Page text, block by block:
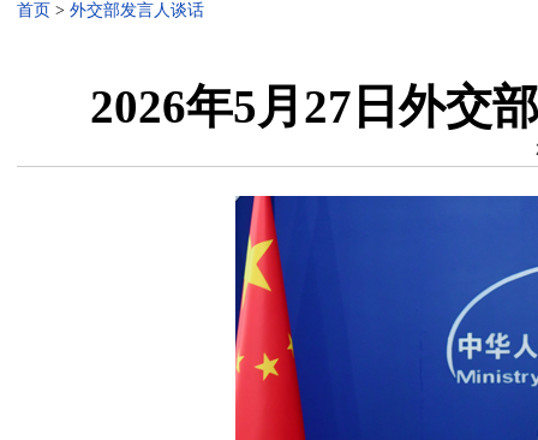
首页 > 外交部发言人谈话
2026年5月27日外交